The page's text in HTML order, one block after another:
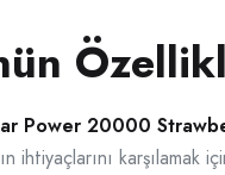
Power 20000
ihtiyaçlarını karşılamak